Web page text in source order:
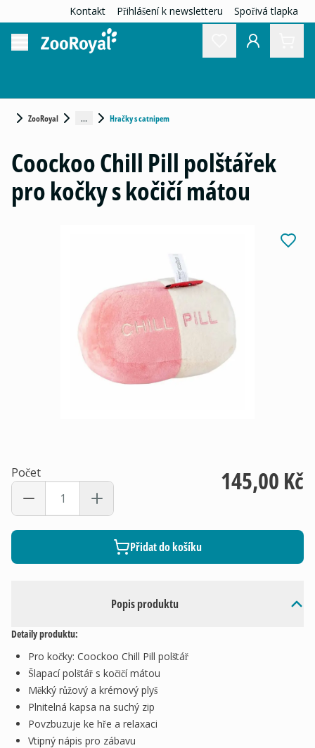
Kontakt Přihlášení k newsletteru Spořivá tlapka
ZooRoyal ... Hračky s catnipem
Popis produktu
Detaily produktu:
Pro kočky: Coockoo Chill Pill polštář
Šlapací polštář s kočičí mátou
Měkký růžový a krémový plyš
Plnitelná kapsa na suchý zip
Povzbuzuje ke hře a relaxaci
Vtipný nápis pro zábavu
Coockoo Chill Pill polštářek
pro kočky s kočičí mátou
Počet 145,00 Kč
Přidat do košíku